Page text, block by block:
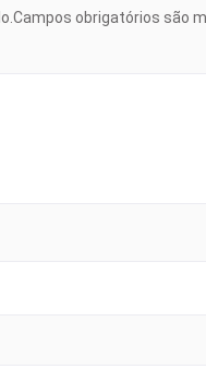
Campos obrigatórios são